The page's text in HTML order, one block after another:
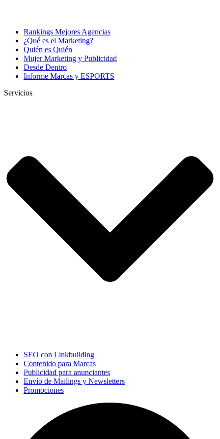
Rankings Mejores Agencias
¿Qué es el Marketing?
Quién es Quién
Mujer Marketing y Publicidad
Desde Dentro
Informe Marcas y ESPORTS
Servicios
SEO con Linkbuilding
Contenido para Marcas
Publicidad para anunciantes
Envío de Mailings y Newsletters
Promociones